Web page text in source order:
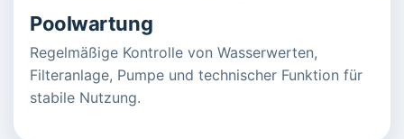
Poolwartung
Regelmäßige Kontrolle von Wasserwerten,
Filteranlage, Pumpe und technischer Funktion für
stabile Nutzung.